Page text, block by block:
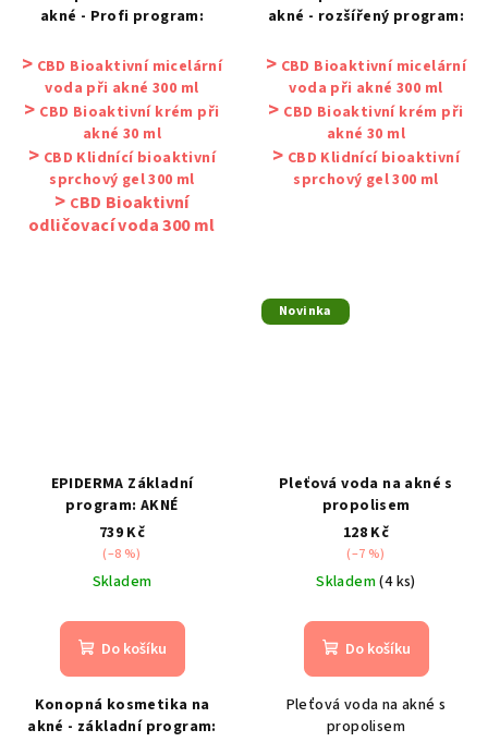
akné - Profi program:
> CBD Bioaktivní micelární
voda při akné 300 ml
> CBD Bioaktivní krém při
akné 30 ml
> CBD Klidnící bioaktivní
sprchový gel 300 ml
> CBD Bioaktivní
odličovací voda 300ml
akné - rozšířený program:
> CBD Bioaktivní micelární
voda při akné 300 ml
> CBD Bioaktivní krém při
akné 30 ml
> CBD Klidnící bioaktivní
sprchový gel 300 ml
EPIDERMA Základní
program: AKNÉ
739 Kč
(–8 %)
Skladem
Do košíku
Konopná kosmetika na
akné - základní program:
Novinka
Pleťová voda na akné s
propolisem
128 Kč
(–7 %)
Skladem(4 ks)
Do košíku
Pleťová voda na akné s
propolisem